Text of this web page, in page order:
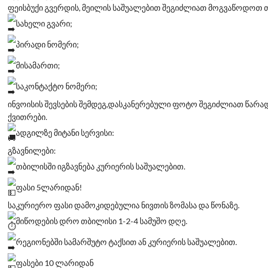
ფეისბუქი გვერდის, მეილის საშუალებით შეგიძლიათ მოგვაწოდოთ
სახელი გვარი;
პირადი ნომერი;
მისამართი;
საკონტაქტო ნომერი;
ინვოისის შევსების შემდეგ,დასკანერებული ფოტო შეგიძლიათ
ქვითრები.
ადგილზე მიტანი სერვისი:
გზავნილები:
თბილისში იგზავნება კურიერის საშუალებით.
ფასი 5ლარიდან!
საკურიერო ფასი დამოკიდებულია ნივთის ზომასა და წონაზე.
მიწოდების დრო თბილისი 1-2-4 სამუშო დღე.
რეგიონებში სამარშუტო ტაქსით ან კურიერის საშუალებით.
ფასები 10 ლარიდან